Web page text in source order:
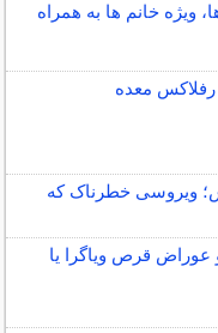
ویژه خانم ها به همراه
معده
ویروسی خطرناک که
قرص ویاگرا یا